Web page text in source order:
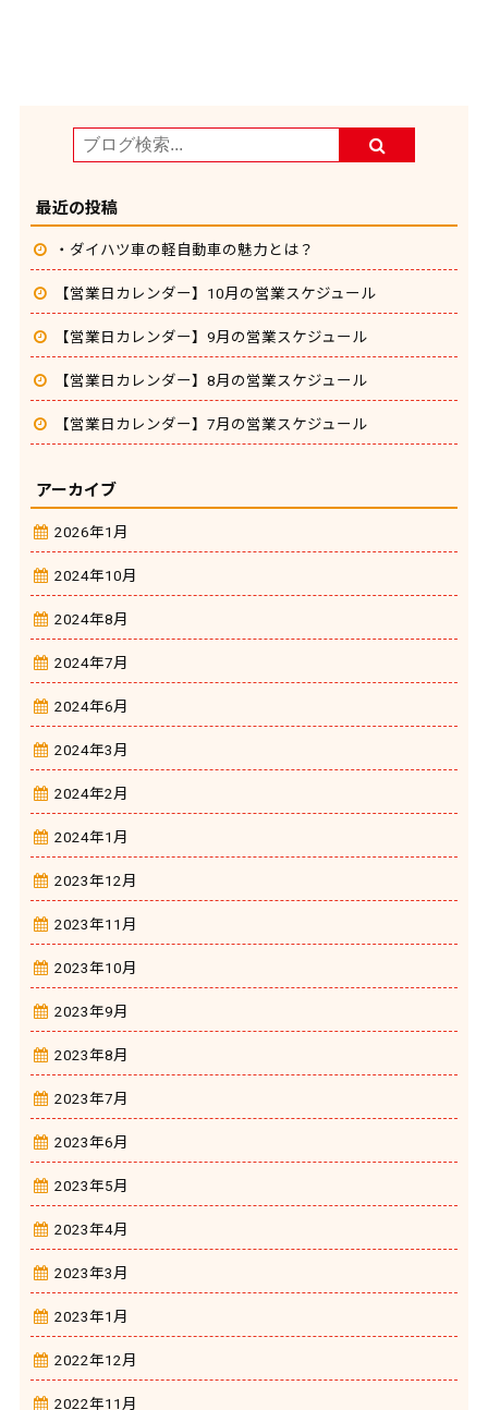
最近の投稿
・ダイハツ車の軽自動車の魅力とは？
【営業日カレンダー】10月の営業スケジュール
【営業日カレンダー】9月の営業スケジュール
【営業日カレンダー】8月の営業スケジュール
【営業日カレンダー】7月の営業スケジュール
アーカイブ
2026年1月
2024年10月
2024年8月
2024年7月
2024年6月
2024年3月
2024年2月
2024年1月
2023年12月
2023年11月
2023年10月
2023年9月
2023年8月
2023年7月
2023年6月
2023年5月
2023年4月
2023年3月
2023年1月
2022年12月
2022年11月